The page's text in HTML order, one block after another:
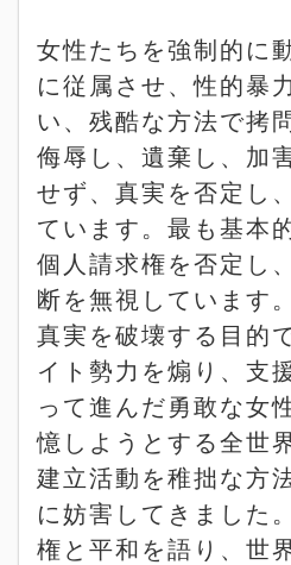
女性たちを強制的に
に従属させ、性的暴
い、残酷な方法で拷
侮辱し、遺棄し、加
せず、真実を否定し
ています。最も基本
個人請求権を否定し
断を無視しています
真実を破壊する目的
イト勢力を煽り、支
って進んだ勇敢な女
憶しようとする全世
建立活動を稚拙な方
に妨害してきました。
権と平和を語り、世